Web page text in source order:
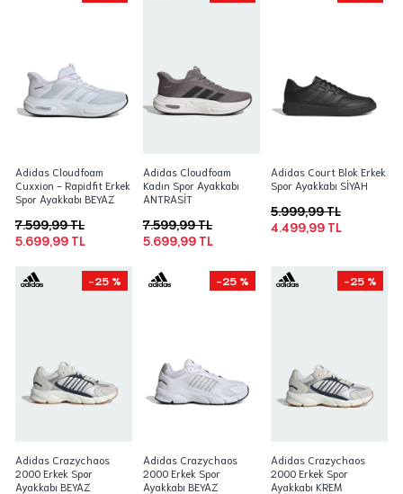
Adidas Cloudfoam
Cuxxion - Rapidfit Erkek
Spor Ayakkabı BEYAZ
5.699,99 TL
7.599,99 TL
Adidas Cloudfoam
Kadın Spor Ayakkabı
ANTRASİT
5.699,99 TL
7.599,99 TL
Adidas Court Blok Erkek
Spor Ayakkabı SİYAH
4.499,99 TL
5.999,99 TL
-25 %
Adidas Crazychaos
2000 Erkek Spor
Ayakkabı BEYAZ
-25 %
Adidas Crazychaos
2000 Erkek Spor
Ayakkabı BEYAZ
-25 %
Adidas Crazychaos
2000 Erkek Spor
Ayakkabı KREM